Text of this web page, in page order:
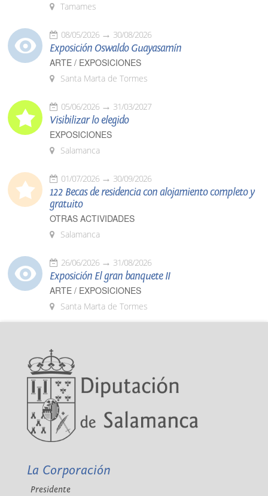
Tamames
08/05/2026 30/08/2026
Exposición Oswaldo Guayasamín
ARTE / EXPOSICIONES
Santa Marta de Tormes
05/06/2026 31/03/2027
Visibilizar lo elegido
EXPOSICIONES
Salamanca
01/07/2026 30/09/2026
122 Becas de residencia con alojamiento completo y
gratuito
OTRAS ACTIVIDADES
Salamanca
26/06/2026 31/08/2026
Exposición El gran banquete II
ARTE / EXPOSICIONES
Santa Marta de Tormes
La Corporación
Presidente